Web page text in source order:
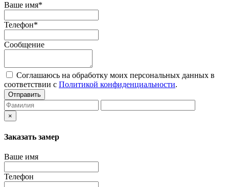
Ваше имя*
Телефон*
Сообщение
Соглашаюсь на обработку моих персональных данных в
соответствии с Политикой конфиденциальности.
Отправить
×
Заказать замер
Ваше имя
Телефон